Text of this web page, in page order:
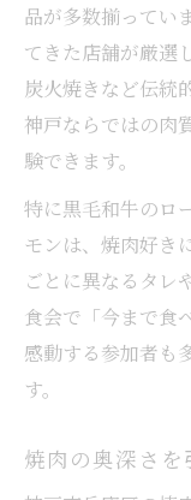
品が多数揃ってい
てきた店舗が厳選
炭火焼きなど伝統
神戸ならではの肉
験できます。
特に黒毛和牛のロ
モンは、焼肉好き
ごとに異なるタレ
食会で「今まで食
感動する参加者も
す。
焼肉の奥深さを